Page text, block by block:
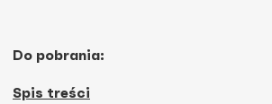
Do pobrania:
Spis treści